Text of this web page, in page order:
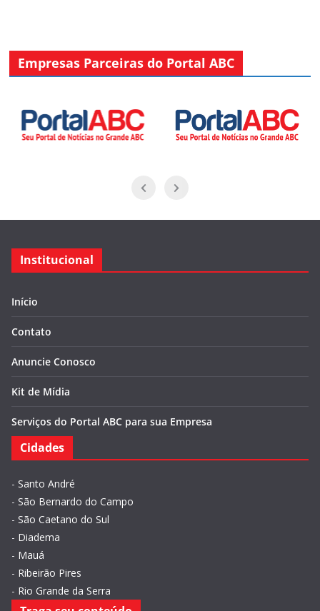
Empresas Parceiras do Portal ABC
Institucional
Início
Contato
Anuncie Conosco
Kit de Mídia
Serviços do Portal ABC para sua Empresa
Cidades
- Santo André
- São Bernardo do Campo
- São Caetano do Sul
- Diadema
- Mauá
- Ribeirão Pires
- Rio Grande da Serra